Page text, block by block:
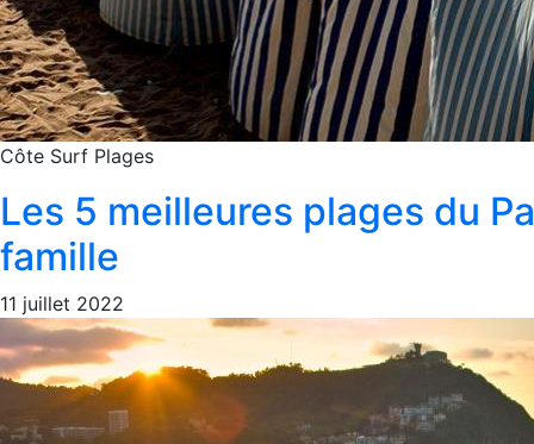
Côte Surf Plages
Les 5 meilleures plages du
famille
11 juillet 2022